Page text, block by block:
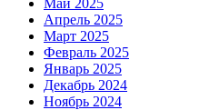
Май 2025
Апрель 2025
Март 2025
Февраль 2025
Январь 2025
Декабрь 2024
Ноябрь 2024